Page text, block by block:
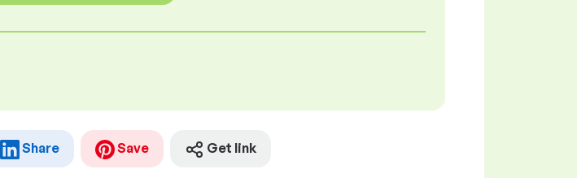
Share Save Get link